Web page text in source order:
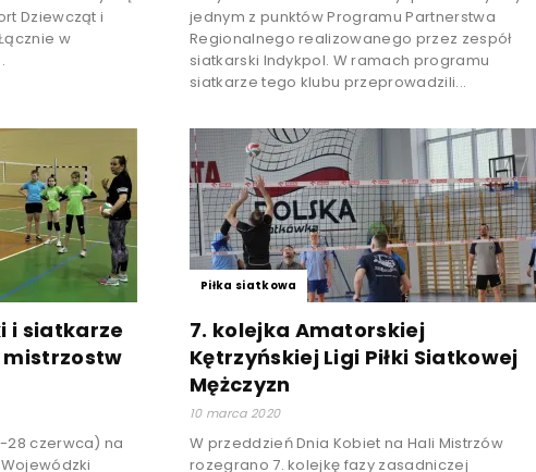
Dziewcząt i
w
jednym z punktów Programu Partnerstwa
Regionalnego realizowanego przez zespół
siatkarski Indykpol. W ramach programu
siatkarze tego klubu przeprowadzili...
i siatkarze
28 czerwca) na
Wojewódzki
Piłka siatkowa
7. kolejka Amatorskiej
Kętrzyńskiej Ligi Piłki Siatkowej
Mężczyzn
10 marca 2020
W przeddzień Dnia Kobiet na Hali Mistrzów
rozegrano 7. kolejkę fazy zasadniczej